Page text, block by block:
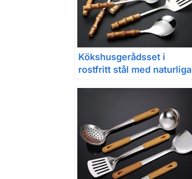
Kökshusgerådsset i
rostfritt stål med naturliga